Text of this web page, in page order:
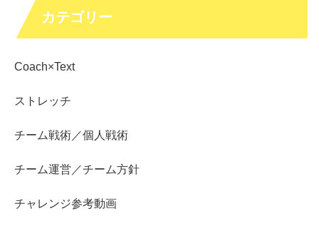
カテゴリー
Coach×Text
ストレッチ
チーム戦術／個人戦術
チーム運営／チーム方針
チャレンジ参考動画